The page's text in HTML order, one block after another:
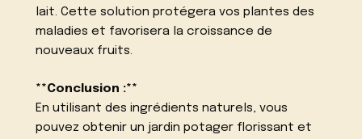
lait. Cette solution protégera vos plantes des
maladies et favorisera la croissance de
nouveaux fruits.
**Conclusion :**
En utilisant des ingrédients naturels, vous
pouvez obtenir un jardin potager florissant et